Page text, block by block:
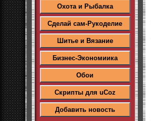
Охота и Рыбалка
Сделай сам-Рукоделие
Шитье и Вязание
Бизнес-Экономиика
Обои
Скрипты для uCoz
Добавить новость